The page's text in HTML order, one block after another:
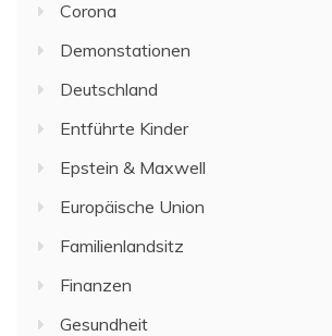
Corona
Demonstationen
Deutschland
Entführte Kinder
Epstein & Maxwell
Europäische Union
Familienlandsitz
Finanzen
Gesundheit